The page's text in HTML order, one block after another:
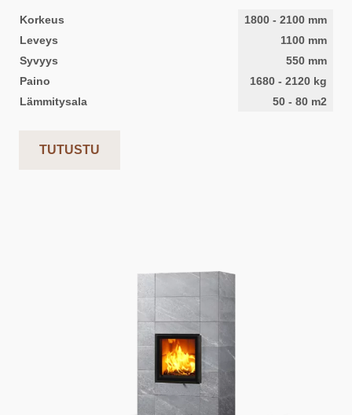
Korkeus 1800 - 2100 mm
Leveys
1100 mm
Syvyys
550 mm
Paino
1680 - 2120 kg
Lämmitysala
50 - 80 m2
TUTUSTU